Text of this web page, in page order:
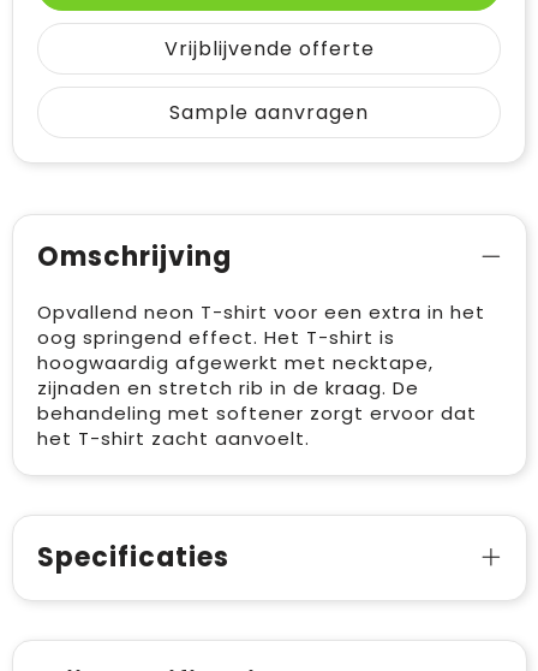
Vrijblijvende offerte
Sample aanvragen
Omschrijving
Opvallend neon T-shirt voor een extra in het
oog springend effect. Het T-shirt is
hoogwaardig afgewerkt met necktape,
zijnaden en stretch rib in de kraag. De
behandeling met softener zorgt ervoor dat
het T-shirt zacht aanvoelt.
Specificaties